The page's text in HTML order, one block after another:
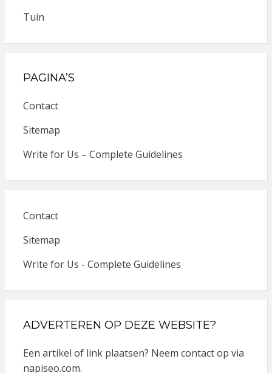
Tuin
PAGINA’S
Contact
Sitemap
Write for Us – Complete Guidelines
Contact
Sitemap
Write for Us - Complete Guidelines
ADVERTEREN OP DEZE WEBSITE?
Een artikel of link plaatsen? Neem contact op via
napiseo.com.